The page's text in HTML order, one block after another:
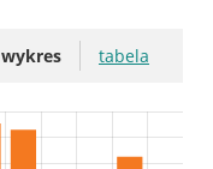
wykres tabela